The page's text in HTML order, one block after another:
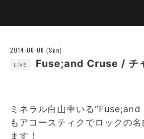
2014-06-08 (Sun)
LIVE Fuse;and Cruse / チ
ミネラル白山率いる“Fuse;and
もアコースティクでロックの
ます！